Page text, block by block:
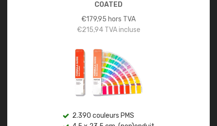
COATED
€179,95 hors TVA
€215,94TVA incluse
2.390 couleurs PMS